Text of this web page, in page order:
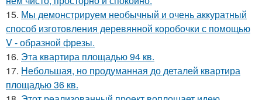
15. Мы демонстрируем необычный и очень аккуратный
способ изготовления деревянной коробочки с помощью
V - образной фрезы.
16. Эта квартира площадью 94 кв.
17. Небольшая, но продуманная до деталей квартира
площадью 36 кв.